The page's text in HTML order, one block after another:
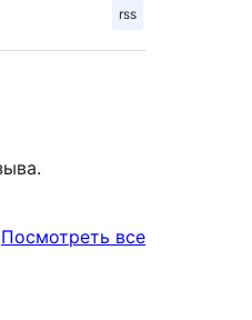
rss
Посмотреть всеотзывы